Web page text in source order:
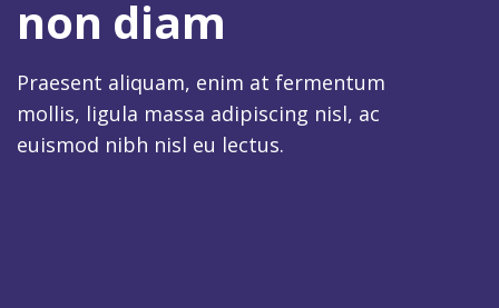
non diam
Praesent aliquam, enim at fermentum
mollis, ligula massa adipiscing nisl, ac
euismod nibh nisl eu lectus.